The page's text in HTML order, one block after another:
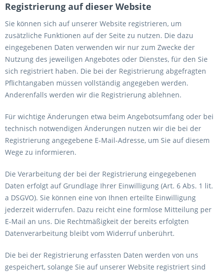
Registrierung auf dieser Website
Sie können sich auf unserer Website registrieren, um
zusätzliche Funktionen auf der Seite zu nutzen. Die dazu
eingegebenen Daten verwenden wir nur zum Zwecke der
Nutzung des jeweiligen Angebotes oder Dienstes, für den Sie
sich registriert haben. Die bei der Registrierung abgefragten
Pflichtangaben müssen vollständig angegeben werden.
Anderenfalls werden wir die Registrierung ablehnen.
Für wichtige Änderungen etwa beim Angebotsumfang oder bei
technisch notwendigen Änderungen nutzen wir die bei der
Registrierung angegebene E-Mail-Adresse, um Sie auf diesem
Wege zu informieren.
Die Verarbeitung der bei der Registrierung eingegebenen
Daten erfolgt auf Grundlage Ihrer Einwilligung (Art. 6 Abs. 1 lit.
a DSGVO). Sie können eine von Ihnen erteilte Einwilligung
jederzeit widerrufen. Dazu reicht eine formlose Mitteilung per
E-Mail an uns. Die Rechtmäßigkeit der bereits erfolgten
Datenverarbeitung bleibt vom Widerruf unberührt.
Die bei der Registrierung erfassten Daten werden von uns
gespeichert, solange Sie auf unserer Website registriert sind